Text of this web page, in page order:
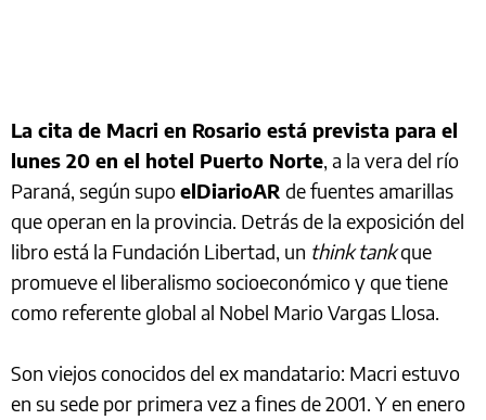
La cita de Macri en Rosario está prevista para el
lunes 20 en el hotel Puerto Norte, a la vera del río
Paraná, según supoelDiarioAR de fuentes amarillas
que operan en la provincia. Detrás de la exposición del
libro está la Fundación Libertad, un think tankque
promueve el liberalismo socioeconómico y que tiene
como referente global al Nobel Mario Vargas Llosa.
Son viejos conocidos del ex mandatario: Macri estuvo
en su sede por primera vez a fines de 2001. Y en enero